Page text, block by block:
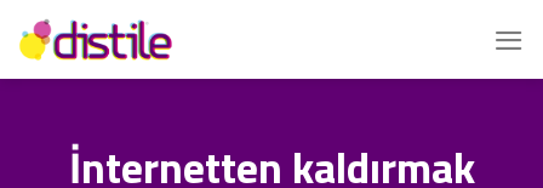
İçeriğe
atla
İnternetten kaldırmak